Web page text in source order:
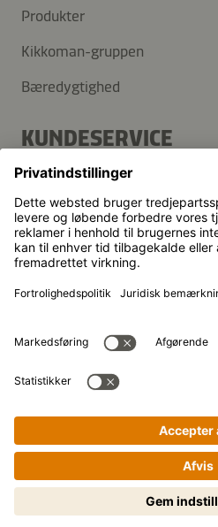
Nem madlavning trin for trin!
Produkter
Kikkoman-gruppen
Bæredygtighed
KUNDESERVICE
FAQ
Kontakt
Nyhedsbrev
© Kikkoman Trading
Theodorstraße 180, 40472
Registreret ved byretten i
Juridisk tekst